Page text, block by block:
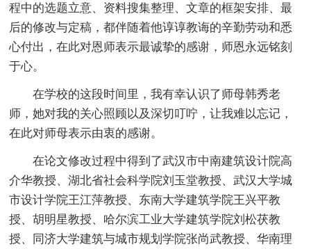
程中的选题立意、资料搜集整理、文章的框架安排、最
后的修改与定稿，都伴随着他谆谆教诲的辛勤劳动和悉
心付出，在此对恩师表示最诚挚的感谢，师恩永远铭刻
于心。
在学校的这段时间里，我有幸认识了师母韩秀老
师，她对我的关心照顾以及深切叮咛，让我难以忘记，
在此对师母表示由衷的感谢。
在论文修改过程中得到了武汉市中南建筑设计院高
介华教授、湖北省社会科学院刘玉堂教授、武汉大学城
市设计学院王江萍教授、东南大学建筑学院王兴平教
授、胡明星教授、哈尔滨工业大学建筑学院刘松茯教
授、同济大学建筑与城市规划学院张尚武教授、华南理